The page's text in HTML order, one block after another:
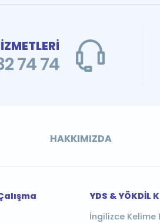
74 74
HAKKIMIZDA
YDS & YÖKDİL
İngilizce Kelime